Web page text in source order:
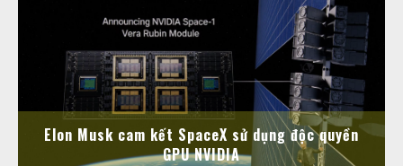
Elon Musk cam kết SpaceX sử dụng độc quyền
GPU NVIDIA